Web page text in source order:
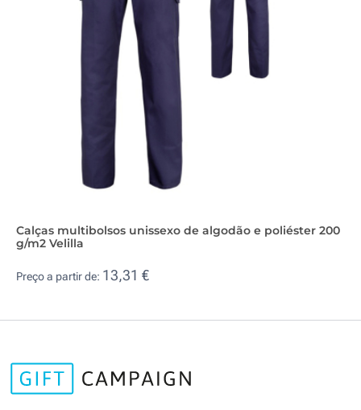
Calças multibolsos unissexo de algodão e poliéster 200
g/m2 Velilla
Preço a partir de: 13,31 €